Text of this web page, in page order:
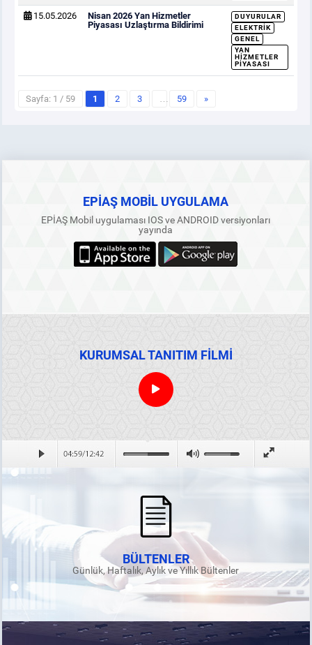
15.05.2026
Nisan 2026 Yan Hizmetler
Piyasası Uzlaştırma Bildirimi
DUYURULAR
ELEKTRIK
GENEL
YAN
HIZMETLER
PIYASASI
Sayfa: 1 / 59 1 2 3 … 59 »
EPİAŞ MOBİL UYGULAMA
EPİAŞ Mobil uygulaması IOS ve ANDROID versiyonları
yayında
KURUMSAL TANITIM FİLMİ
BÜLTENLER
Günlük, Haftalık, Aylık ve Yıllık Bültenler